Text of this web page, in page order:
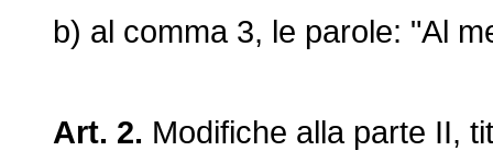
b) al comma 3, le parole: "Al
Art. 2. Modifiche alla parte II,